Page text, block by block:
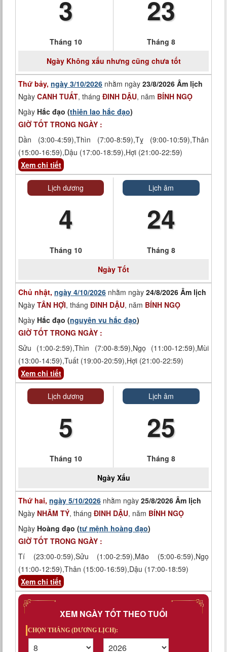
3
Tháng 10
23
Tháng 8
NgàyKhông xấu nhưng cũng chưa tốt
Thứ bảy, ngày 3/10/2026 nhằm ngày 23/8/2026 Âm lịch
Ngày CANH TUẤT, tháng ĐINH DẬU, năm BÍNH NGỌ
Ngày Hắc đạo (thiên lao hắc đạo)
GIỜ TỐT TRONG NGÀY :
Dần (3:00-4:59),Thìn (7:00-8:59),Tỵ (9:00-10:59),Thân
(15:00-16:59),Dậu (17:00-18:59),Hợi (21:00-22:59)
Xem chi tiết
Lịch dương
4
Tháng 10
Lịch âm
24
Tháng 8
Ngày Tốt
Chủ nhật, ngày 4/10/2026 nhằm ngày 24/8/2026 Âm lịch
Ngày TÂN HỢI, tháng ĐINH DẬU, năm BÍNH NGỌ
Ngày Hắc đạo (nguyên vu hắc đạo)
GIỜ TỐT TRONG NGÀY :
Sửu (1:00-2:59),Thìn (7:00-8:59),Ngọ (11:00-12:59),Mùi
(13:00-14:59),Tuất (19:00-20:59),Hợi (21:00-22:59)
Xem chi tiết
Lịch dương
5
Tháng 10
Lịch âm
25
Tháng 8
Ngày Xấu
Thứ hai, ngày 5/10/2026 nhằm ngày 25/8/2026 Âm lịch
Ngày NHÂM TÝ, tháng ĐINH DẬU, năm BÍNH NGỌ
Ngày Hoàng đạo (tư mệnh hoàng đạo)
GIỜ TỐT TRONG NGÀY :
Tí (23:00-0:59),Sửu (1:00-2:59),Mão (5:00-6:59),Ngọ
(11:00-12:59),Thân (15:00-16:59),Dậu (17:00-18:59)
Xem chi tiết
XEM NGÀY TỐT THEO TUỔI
CHỌN THÁNG (DƯƠNG LỊCH):